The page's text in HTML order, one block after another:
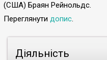
Діяльність
(США) Браян Рейнольдс.
Переглянути допис.